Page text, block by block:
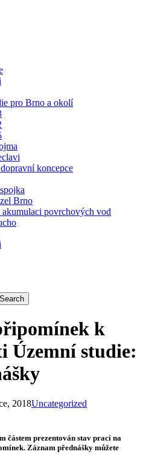
pro Brno a okolí
koncepce
Brno
povrchových vod
Search
k
Územní studie:
2018Uncategorized
částem prezentován stav prací na
Záznam přednášky můžete